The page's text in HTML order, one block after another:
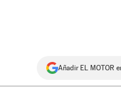
Añadir EL MOTOR